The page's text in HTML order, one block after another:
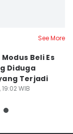
See More
Beli Es
Diduga
Terjadi
WIB